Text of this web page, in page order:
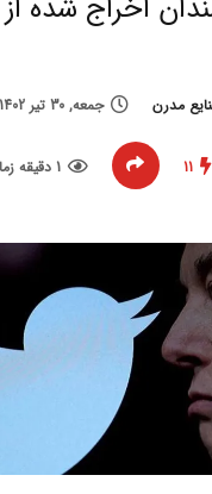
اخراج شده از
مدرن جمعه, 30 تیر 1402, ساعت 11:22
11 1 دقیقه زمان مطالعه